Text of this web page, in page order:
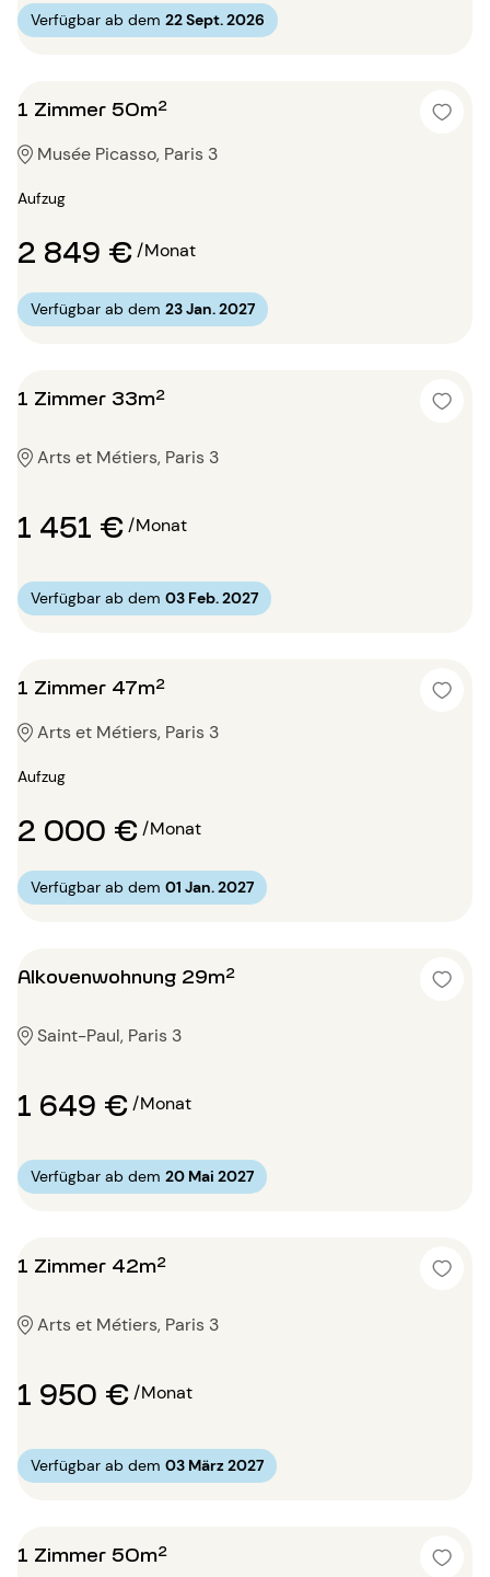
Verfügbar ab dem 22 Sept. 2026
1 Zimmer 50m²
Musée Picasso, Paris 3
Aufzug
2 849 €/Monat
Verfügbar ab dem 23 Jan. 2027
1 Zimmer 33m²
Arts et Métiers, Paris 3
1 451 €/Monat
Verfügbar ab dem 03 Feb. 2027
1 Zimmer 47m²
Arts et Métiers, Paris 3
Aufzug
2 000 €/Monat
Verfügbar ab dem 01 Jan. 2027
Alkovenwohnung 29m²
Saint-Paul, Paris 3
1 649 €/Monat
Verfügbar ab dem 20 Mai 2027
1 Zimmer 42m²
Arts et Métiers, Paris 3
1 950 €/Monat
Verfügbar ab dem 03 März 2027
1 Zimmer 50m²